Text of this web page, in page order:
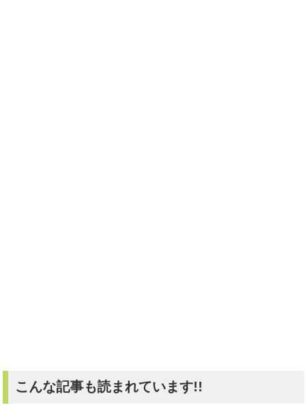
こんな記事も読まれています!!